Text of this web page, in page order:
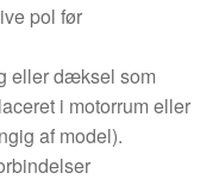
pol før
eller dæksel som
i motorrum eller
af model).